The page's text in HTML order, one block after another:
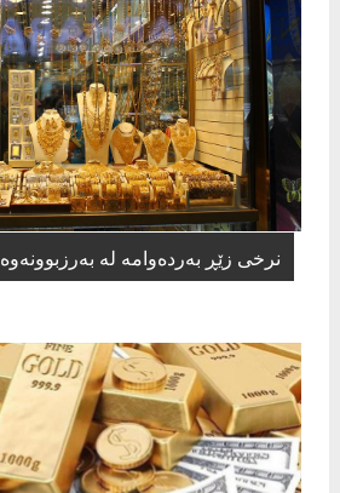
نرخی زێڕ بەردەوامە لە بەرزبوونەوە